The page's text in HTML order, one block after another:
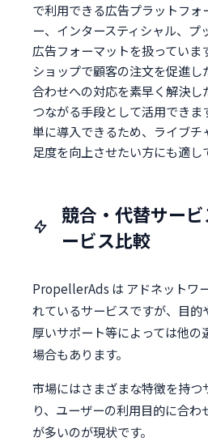
で利用できる広告プラットフォ
ー、インタースティシャル、
広告フォーマットを扱っていま
ショップで顧客の注文を促進し
合わせへの対応を素早く解決し
つながる手段として活用できま
単に導入できるため、ライブ
足度を向上させたい方にも適し
競合・代替サー
ービス比較
PropellerAds は アドネットワ
れているサービスですが、目
厚いサポート等によっては他の
場合もあります。
市場にはさまざまな特徴を持
り、ユーザーの利用目的に合
が多いのが現状です。